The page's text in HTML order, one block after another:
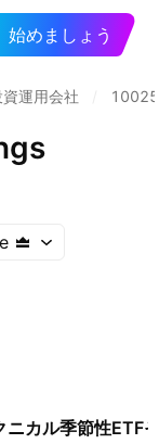
始めましょう
資運用会社
ニカル季節性ETF